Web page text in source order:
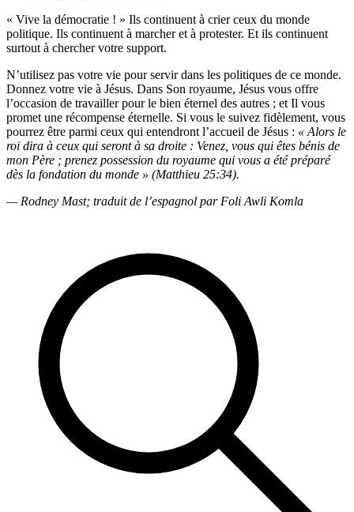
« Vive la démocratie ! » Ils continuent à crier ceux du monde
politique. Ils continuent à marcher et à protester. Et ils continuent
surtout à chercher votre support.
N’utilisez pas votre vie pour servir dans les politiques de ce monde.
Donnez votre vie à Jésus. Dans Son royaume, Jésus vous offre
l’occasion de travailler pour le bien éternel des autres ; et Il vous
promet une récompense éternelle. Si vous le suivez fidèlement, vous
pourrez être parmi ceux qui entendront l’accueil de Jésus : « Alors le
roi dira à ceux qui seront à sa droite : Venez, vous qui êtes bénis de
mon Père ; prenez possession du royaume qui vous a été préparé
dès la fondation du monde » (Matthieu 25:34).
— Rodney Mast; traduit de l’espagnol par Foli Awli Komla